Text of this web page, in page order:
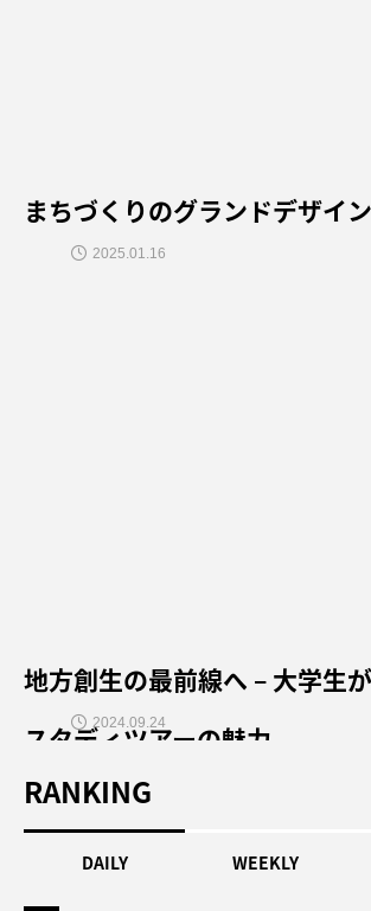
まちづくりのグランドデザイン
2025.01.16
地方創生の最前線へ – 大学生
スタディツアーの魅力
2024.09.24
RANKING
DAILY WEEKLY